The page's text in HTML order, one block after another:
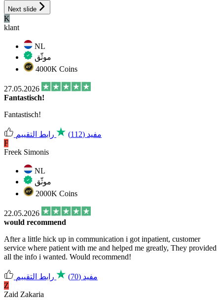
Next slide
K
klant
NL
موثّق
4000K Coins
27.05.2026
Fantastisch!
Fantastisch!
مفيد (112)
رابط التقييم
F
Freek Simonis
NL
موثّق
2000K Coins
22.05.2026
would recommend
After a little hick up in communication i got inpatient, customer
service where patient with me and helped me greatly, They provided
all the info i wanted. Would recommend!
مفيد (70)
رابط التقييم
Z
Zaid Zakaria